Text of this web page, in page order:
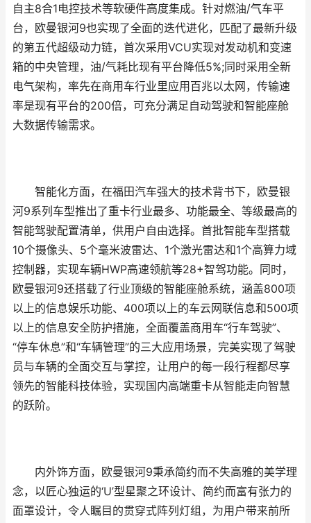
自主8合1电控技术等软硬件高度集成。针对燃油/气车平
台，欧曼银河9也实现了全面的迭代进化，匹配了最新升级
的第五代超级动力链，首次采用VCU实现对发动机和变速
箱的中央管理，油/气耗比现有平台降低5%;同时采用全新
电气架构，率先在商用车行业里应用百兆以太网，传输速
率是现有平台的200倍，可充分满足自动驾驶和智能座舱
大数据传输需求。
智能化方面，在福田汽车强大的技术背书下，欧曼银
河9系列车型推出了重卡行业最多、功能最全、等级最高的
智能驾驶配置清单，供用户自由选择。首批智能车型搭载
10个摄像头、5个毫米波雷达、1个激光雷达和1个高算力域
控制器，实现车辆HWP高速领航等28+智驾功能。同时，
欧曼银河9还搭载了行业顶级的智能座舱系统，涵盖800项
以上的信息娱乐功能、400项以上的车云网联信息和500项
以上的信息安全防护措施，全面覆盖商用车“行车驾驶”、
“停车休息”和“车辆管理”的三大应用场景，完美实现了驾驶
员与车辆的全面交互与掌控，让用户的每一段行程都尽享
领先的智能科技体验，实现国内高端重卡从智能走向智慧
的跃阶。
内外饰方面，欧曼银河9秉承简约而不失高雅的美学理
念，以匠心独运的‘U’型星聚之环设计、简约而富有张力的
面罩设计，令人瞩目的贯穿式阵列灯组，为用户带来前所